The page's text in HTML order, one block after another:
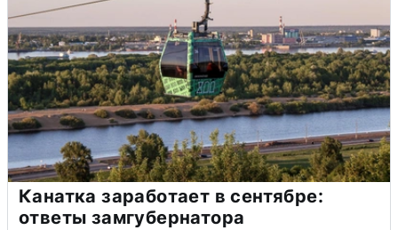
Канатка заработает в сентябре:
ответы замгубернатора